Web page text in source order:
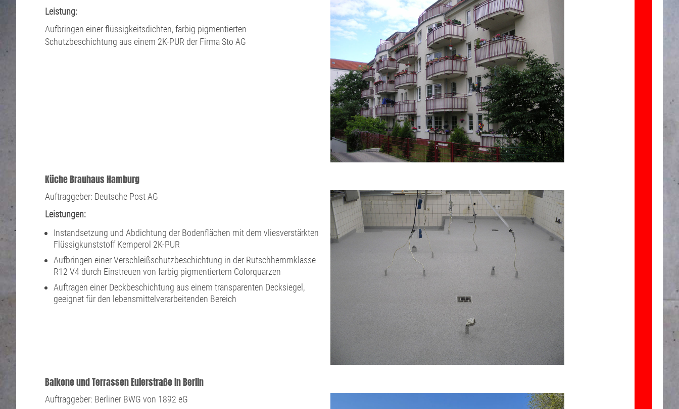
Leistung:
Aufbringen einer flüssigkeitsdichten, farbig pigmentierten
Schutzbeschichtung aus einem 2K-PUR der Firma Sto AG
Küche Brauhaus Hamburg
Auftraggeber: Deutsche Post AG
Leistungen:
Instandsetzung und Abdichtung der Bodenflächen mit dem vliesverstärkten
Flüssigkunststoff Kemperol 2K-PUR
Aufbringen einer Verschleißschutzbeschichtung in der Rutschhemmklasse
R12 V4 durch Einstreuen von farbig pigmentiertem Colorquarzen
Auftragen einer Deckbeschichtung aus einem transparenten Decksiegel,
geeignet für den lebensmittelverarbeitenden Bereich
Balkone und Terrassen Eulerstraße in Berlin
Auftraggeber: Berliner BWG von 1892 eG